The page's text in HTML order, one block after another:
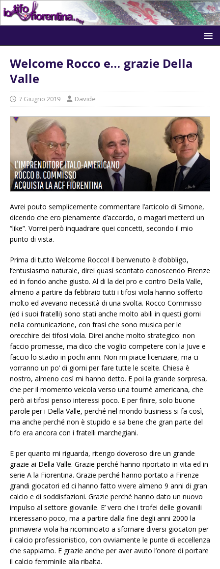
Welcome Rocco e… grazie Della
Valle
7 Giugno 2019 Davide
Avrei pouto semplicemente commentare l’articolo di Simone,
dicendo che ero pienamente d’accordo, o magari metterci un
“like”. Vorrei però inquadrare quei concetti, secondo il mio
punto di vista.
Prima di tutto Welcome Rocco! Il benvenuto è d’obbligo,
l’entusiasmo naturale, direi quasi scontato conoscendo Firenze
ed in fondo anche giusto. Al di la dei pro e contro Della Valle,
almeno a partire da febbraio tutti i tifosi viola hanno sofferto
molto ed avevano necessità di una svolta. Rocco Commisso
(ed i suoi fratelli) sono stati anche molto abili in questi giorni
nella comunicazione, con frasi che sono musica per le
orecchire dei tifosi viola. Direi anche molto strategico: non
faccio promesse, ma dico che voglio competere con la Juve e
faccio lo stadio in pochi anni. Non mi piace licenziare, ma ci
vorranno un po’ di giorni per fare tutte le scelte. Chiesa è
nostro, almeno così mi hanno detto. E poi la grande sorpresa,
che per il momento veicola verso una tournè americana, che
però ai tifosi penso interessi poco. E per finire, solo buone
parole per i Della Valle, perché nel mondo business si fa così,
ma anche perché non è stupido e sa bene che gran parte del
tifo era ancora con i fratelli marchegiani.
E per quanto mi riguarda, ritengo doveroso dire un grande
grazie ai Della Valle. Grazie perché hanno riportato in vita ed in
serie A la Fiorentina. Grazie perché hanno portato a Firenze
grandi giocatori ed ci hanno fatto vivere almeno 9 anni di gran
calcio e di soddisfazioni. Grazie perché hanno dato un nuovo
impulso al settore giovanile. E’ vero che i trofei delle giovanili
interessano poco, ma a partire dalla fine degli anni 2000 la
primavera viola ha ricominciato a sfornare diversi giocatori per
il calcio professionistico, con ovviamente le punte di eccellenza
che sappiamo. E grazie anche per aver avuto l’onore di portare
il calcio femminile alla ribalta.